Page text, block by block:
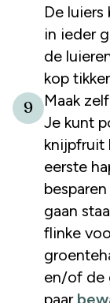
De
in ieder
de
kop
9
Maak
Je kunt
knijpfruit
eerste
gaan
flinke
en/of de
paar